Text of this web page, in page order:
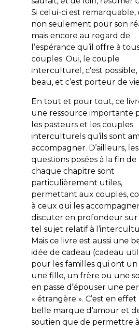
Si celui-ci est remarquable,
non seulement pour son
mais encore au regard de
l’espérance qu’il offre à
couples. Oui, le couple
interculturel, c’est possible,
beau, et c’est porteur de
En tout et pour tout, ce
une ressource importante
les pasteurs et les couples
interculturels qu’ils sont
accompagner. D’ailleurs, les
questions posées à la fin de
chaque chapitre sont
particulièrement utiles,
permettant aux couples,
à ceux qui les
discuter en profondeur sur
tel sujet relatif à
Mais ce livre est aussi une
idée de cadeau (cadeau
pour les familles qui ont un
une fille, un frère ou une
en passe d’épouser une
« étrangère ». C’est en
belle marque d’amour et
soutien que de permettre